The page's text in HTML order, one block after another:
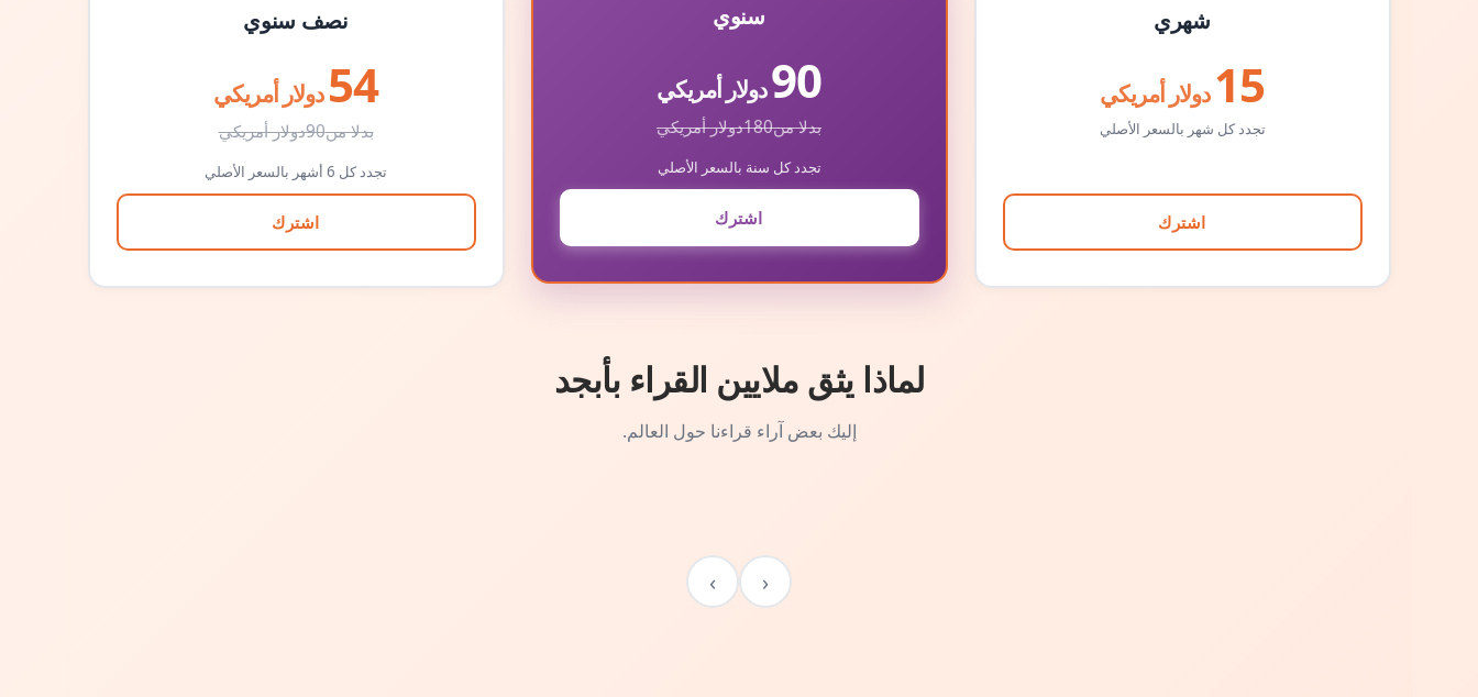
شهري
15 دولار أمريكي
تجدد كل شهر بالسعر الأصلي
اشترك
سنوي
90دولار أمريكي
بدلا من180دولار أمريكي
تجدد كل سنة بالسعر الأصلي
اشترك
نصف سنوي
54 دولار أمريكي
بدلا من90دولار أمريكي
تجدد كل 6 أشهر بالسعر الأصلي
اشترك
لماذا يثق ملايين القراء بأبجد
إليك بعض آراء قراءنا حول العالم.
‹
›